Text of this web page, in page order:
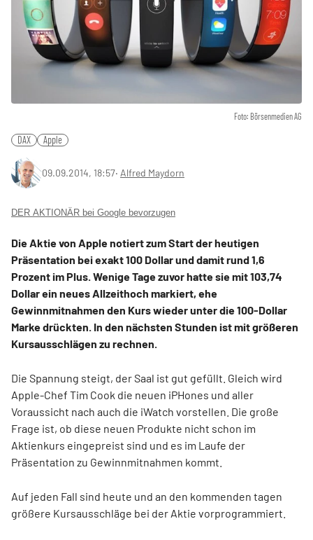
Foto: Börsenmedien AG
DAX Apple
09.09.2014, 18:57‧ Alfred Maydorn
DER AKTIONÄR bei Google bevorzugen
Die Aktie von Apple notiert zum Start der heutigen
Präsentation bei exakt 100 Dollar und damit rund 1,6
Prozent im Plus. Wenige Tage zuvor hatte sie mit 103,74
Dollar ein neues Allzeithoch markiert, ehe
Gewinnmitnahmen den Kurs wieder unter die 100-Dollar
Marke drückten. In den nächsten Stunden ist mit größeren
Kursausschlägen zu rechnen.
Die Spannung steigt, der Saal ist gut gefüllt. Gleich wird
Apple-Chef Tim Cook die neuen iPHones und aller
Voraussicht nach auch die iWatch vorstellen. Die große
Frage ist, ob diese neuen Produkte nicht schon im
Aktienkurs eingepreist sind und es im Laufe der
Präsentation zu Gewinnmitnahmen kommt.
Auf jeden Fall sind heute und an den kommenden tagen
größere Kursausschläge bei der Aktie vorprogrammiert.